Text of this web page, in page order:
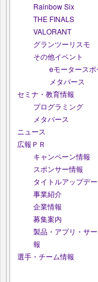
Rainbow Six
THE FINALS
VALORANT
グランツーリスモ
その他イベント
eモータースポ
メタバース
セミナ・教育情報
プログラミング
メタバース
ニュース
広報ＰＲ
キャンペーン情報
スポンサー情報
タイトルアップデー
事業紹介
企業情報
募集案内
製品・アプリ・サ
報
選手・チーム情報